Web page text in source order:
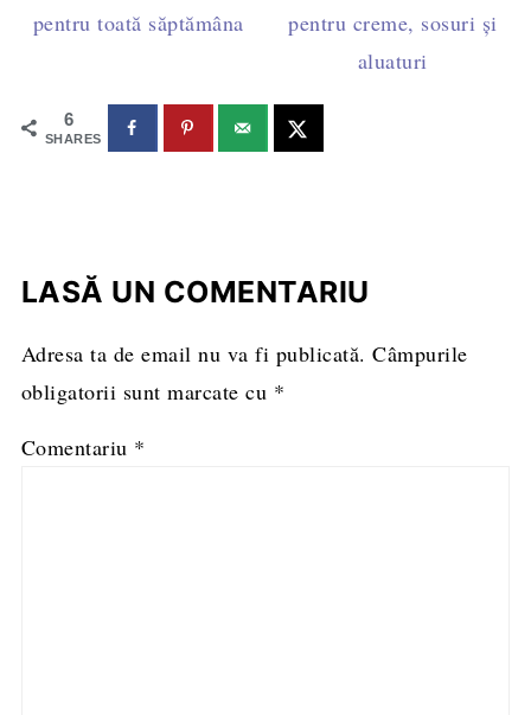
pentru toată săptămâna
pentru creme, sosuri și
aluaturi
6
SHARES
LASĂ UN COMENTARIU
Adresa ta de email nu va fi publicată. Câmpurile
obligatorii sunt marcate cu *
Comentariu *